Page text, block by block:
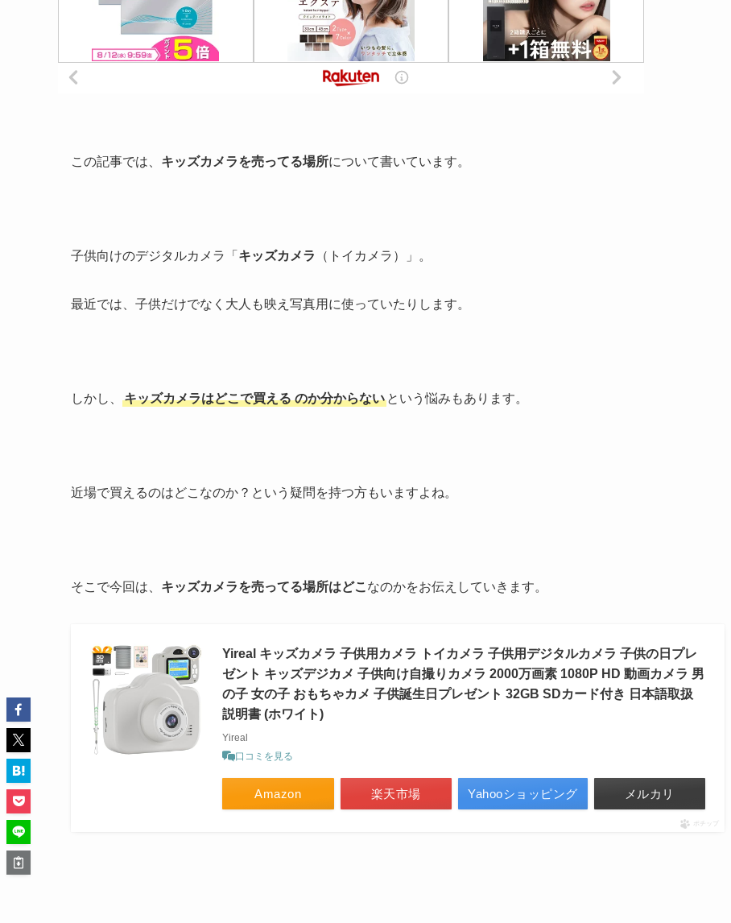
この記事では、 キッズカメラを売ってる場所について書いています。
子供向けのデジタルカメラ「 キッズカメラ （トイカメラ）」。
最近では、子供だけでなく大人も映え写真用に使っていたりします。
しかし、 キッズカメラはどこで買える のか分からない という悩みもあります。
近場で買えるのはどこなのか？という疑問を持つ方もいますよね。
そこで今回は、 キッズカメラを売ってる場所はどこ なのかをお伝えしていきます。
Yireal キッズカメラ 子供用カメラ トイカメラ 子供用デジタルカメラ 子供の日プレ
ゼント キッズデジカメ 子供向け自撮りカメラ 2000万画素 1080P HD 動画カメラ 男
の子 女の子 おもちゃカメ 子供誕生日プレゼント 32GB SDカード付き 日本語取扱
説明書 (ホワイト)
Yireal
口コミを見る
Amazon 楽天市場 Yahooショッピング メルカリ
ポチップ